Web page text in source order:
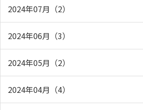
2024年07月（2）
2024年06月（3）
2024年05月（2）
2024年04月（4）